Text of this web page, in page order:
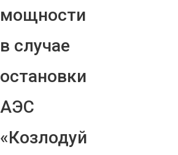
мощности
в случае
остановки
АЭС
«Козлодуй